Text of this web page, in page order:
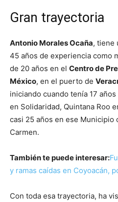
Gran trayectoria
Antonio Morales Ocaña, tiene
45 años de experiencia como
de 20 años en el Centro de
México, en el puerto de
iniciando cuando tenía 17
en Solidaridad, Quintana Roo
casi 25 años en ese Municipio
Carmen.
También te puede interesar:
y ramas caídas en Coyoacán,
Con toda esa trayectoria, ha